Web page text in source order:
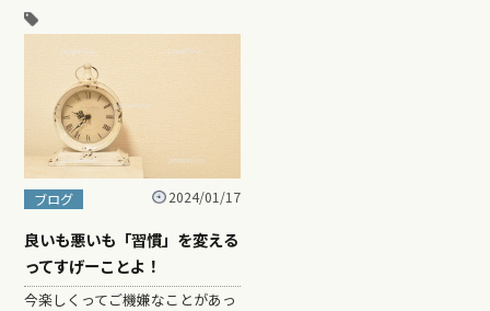
ブログ 2024/01/17
良いも悪いも「習慣」を変える
ってすげーことよ！
今楽しくってご機嫌なことがあっ